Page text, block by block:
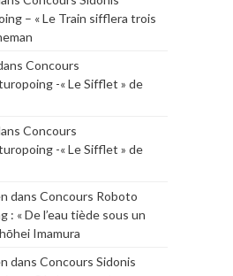
– « Le Train sifflera trois
Concours
-« Le Sifflet » de
Concours
-« Le Sifflet » de
dans Concours Roboto
: « De l’eau tiède sous un
Imamura
dans Concours Sidonis